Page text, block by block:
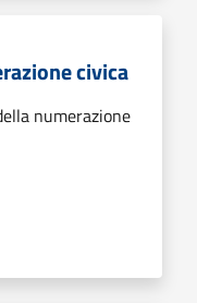
civica
numerazione